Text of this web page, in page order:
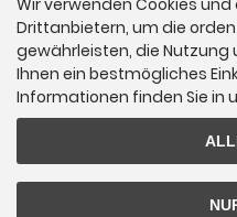
Wir verwenden Cookies
Drittanbietern, um die
gewährleisten, die Nutzung
Ihnen ein bestmögliches
Informationen finden Sie in